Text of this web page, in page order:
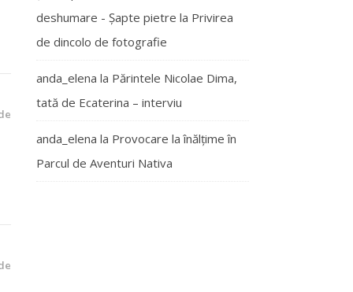
deshumare - Şapte pietre la Privirea
de dincolo de fotografie
anda_elena la Părintele Nicolae Dima,
tată de Ecaterina – interviu
anda_elena la Provocare la înălțime în
Parcul de Aventuri Nativa